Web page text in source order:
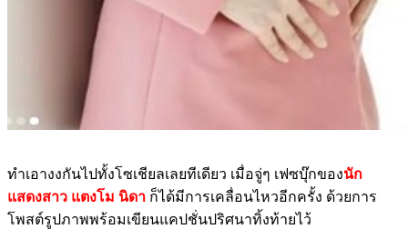
ทำเอางงกันไปทั้งโซเชียลเลยทีเดียว เมื่อจู่ๆ เฟซบุ๊กของนัก
แสดงสาว แตงโม นิดา ก็ได้มีการเคลื่อนไหวอีกครั้ง ด้วยการ
โพสต์รูปภาพพร้อมเขียนแคปชั่นปริศนาทิ้งท้ายไว้